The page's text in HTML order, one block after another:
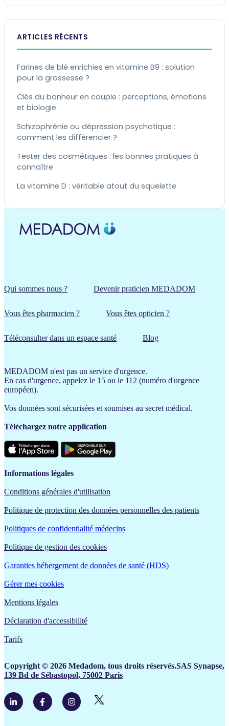
ARTICLES RÉCENTS
Farines de blé enrichies en vitamine B9 : solution
pour la grossesse ?
Clés du bonheur en couple : perceptions, émotions
et biologie
Schizophrénie ou dépression psychotique :
comment les différencier ?
Tester des cosmétiques : les bonnes pratiques à
connaître
La vitamine D : véritable atout du squelette
Qui sommes nous ? Devenir praticien MEDADOM
Vous êtes pharmacien ? Vous êtes opticien ?
Téléconsulter dans un espace santé Blog
MEDADOM n'est pas un service d'urgence.
En cas d'urgence, appelez le 15 ou le 112 (numéro d'urgence
européen).
Vos données sont sécurisées et soumises au secret médical.
Téléchargez notre application
Informations légales
Conditions générales d'utilisation
Politique de protection des données personnelles des patients
Politiques de confidentialité médecins
Politique de gestion des cookies
Garanties hébergement de données de santé (HDS)
Gérer mes cookies
Mentions légales
Déclaration d'accessibilité
Tarifs
Copyright © 2026 Medadom, tous droits réservés.SAS Synapse,
139 Bd de Sébastopol, 75002 Paris